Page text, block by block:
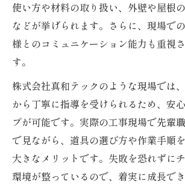
使い方や材料の取り扱い、外壁や屋根
などが挙げられます。さらに、現場で
様とのコミュニケーション能力も重視
す。
株式会社真和テックのような現場では
から丁寧に指導を受けられるため、安
プが可能です。実際の工事現場で先輩
で見ながら、道具の選び方や作業手順
大きなメリットです。失敗を恐れずに
環境が整っているので、着実に成長でき